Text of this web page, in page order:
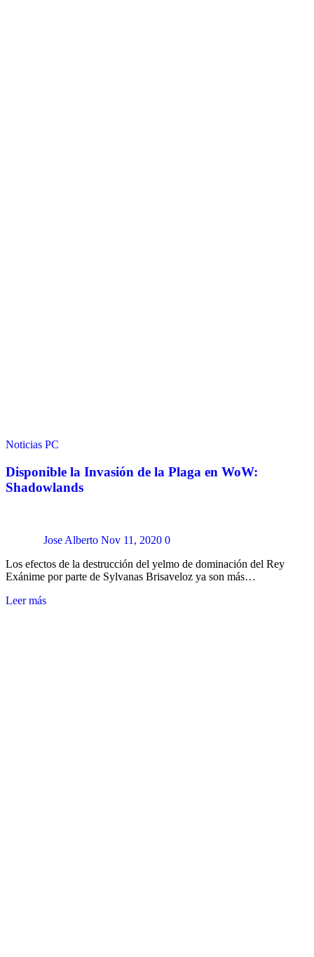
Noticias PC
Disponible la Invasión de la Plaga en WoW:
Shadowlands
Jose Alberto Nov 11, 2020 0
Los efectos de la destrucción del yelmo de dominación del Rey
Exánime por parte de Sylvanas Brisaveloz ya son más…
Leer más